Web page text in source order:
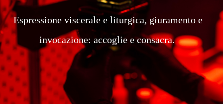
Espressione viscerale e liturgica, giuramento e
invocazione: accoglie e consacra.